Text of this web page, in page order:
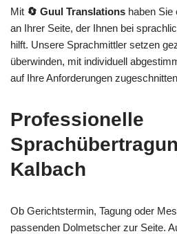
Mit 🔄 Guul Translations haben Sie
an Ihrer Seite, der Ihnen bei
hilft. Unsere Sprachmittler setzen
überwinden, mit individuell
auf Ihre Anforderungen
Professionelle
Kalbach
Ob Gerichtstermin, Tagung oder
passenden Dolmetscher zur Seite.